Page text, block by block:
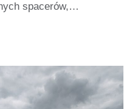
spacerów,…